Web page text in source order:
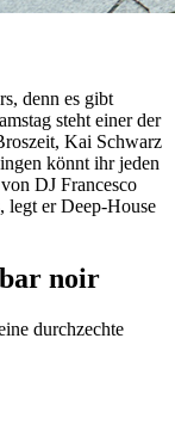
denn es gibt
steht einer der
Kai Schwarz
könnt ihr jeden
DJ Francesco
legt er Deep-House
noir
durchzechte